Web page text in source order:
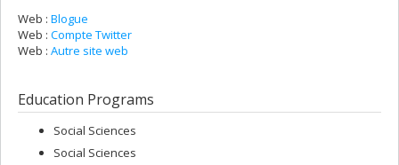
Web : Blogue
Web : Compte Twitter
Web : Autre site web
Education Programs
Social Sciences
Social Sciences